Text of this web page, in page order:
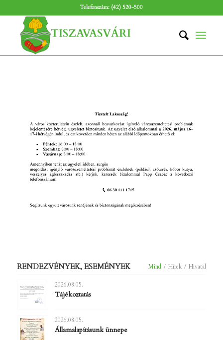
Telefonszám: (42) 520-500
RENDEZVÉNYEK, ESEMÉNYEK Mind / Hírek / Hivatal
2026.08.05.
Tájékoztatás
2026.08.05.
Államalapításunk ünnepe